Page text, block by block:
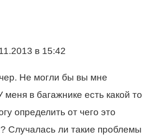
в 15:42
Не могли бы вы мне
меня в багажнике есть какой то
определить от чего это
Случалась ли такие проблемы